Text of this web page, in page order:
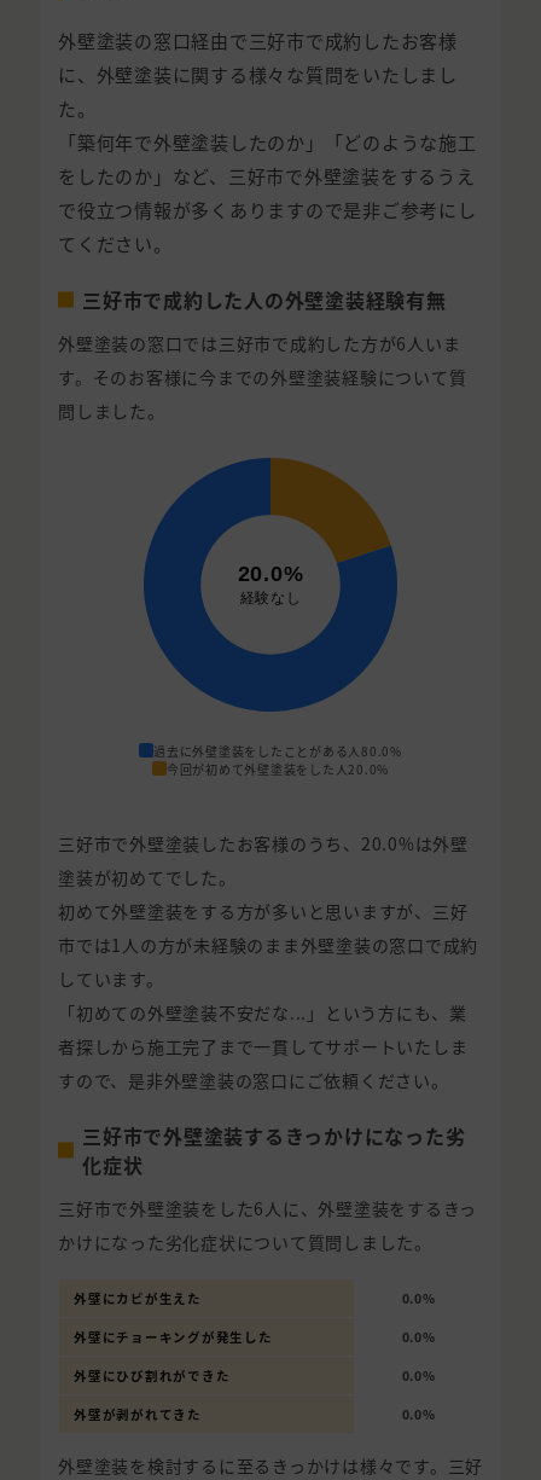
外壁塗装の窓口経由で三好市で成約したお客様
に、外壁塗装に関する様々な質問をいたしまし
た。
「築何年で外壁塗装したのか」「どのような施工
をしたのか」など、三好市で外壁塗装をするうえ
で役立つ情報が多くありますので是非ご参考にし
てください。
三好市で成約した人の外壁塗装経験有無
外壁塗装の窓口では三好市で成約した方が6人いま
す。そのお客様に今までの外壁塗装経験について質
問しました。
過去に外壁塗装をしたことがある人 80.0%
今回が初めて外壁塗装をした人 20.0%
三好市で外壁塗装したお客様のうち、20.0%は外壁
塗装が初めてでした。
初めて外壁塗装をする方が多いと思いますが、三好
市では1人の方が未経験のまま外壁塗装の窓口で成約
しています。
「初めての外壁塗装不安だな...」という方にも、業
者探しから施工完了まで一貫してサポートいたしま
すので、是非外壁塗装の窓口にご依頼ください。
三好市で外壁塗装するきっかけになった劣
化症状
三好市で外壁塗装をした6人に、外壁塗装をするきっ
かけになった劣化症状について質問しました。
外壁にカビが生えた 0.0%
外壁にチョーキングが発生した 0.0%
外壁にひび割れができた 0.0%
外壁が剥がれてきた 0.0%
外壁塗装を検討するに至るきっかけは様々です。三好